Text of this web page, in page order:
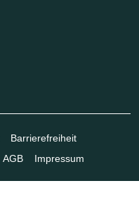
Barrierefreiheit
AGB Impressum